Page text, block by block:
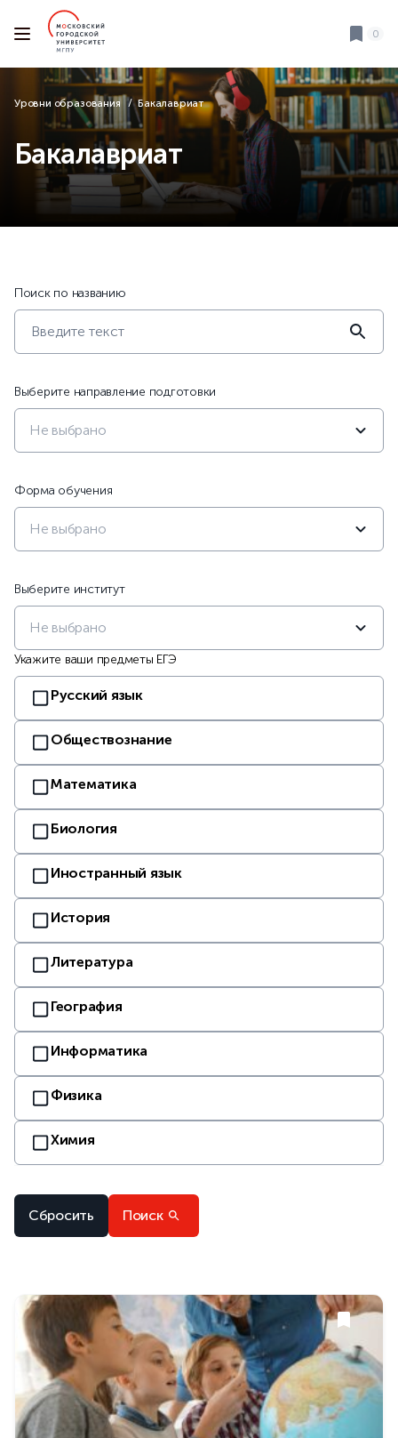
0
Уровни образования Бакалавриат
Бакалавриат
Поиск по названию
Выберите направление подготовки
Не выбрано
Форма обучения
Не выбрано
Выберите институт
Не выбрано
Укажите ваши предметы ЕГЭ
Русский язык
Обществознание
Математика
Биология
Иностранный язык
История
Литература
География
Информатика
Физика
Химия
Сбросить Поиск